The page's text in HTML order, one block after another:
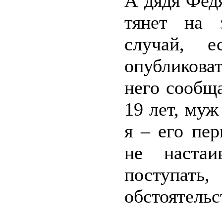
тянет на
случай,
него
19 лет,
я – его
не